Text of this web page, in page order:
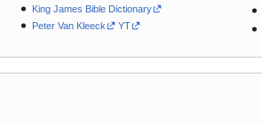
King James Bible Dictionary
Peter Van Kleeck
YT